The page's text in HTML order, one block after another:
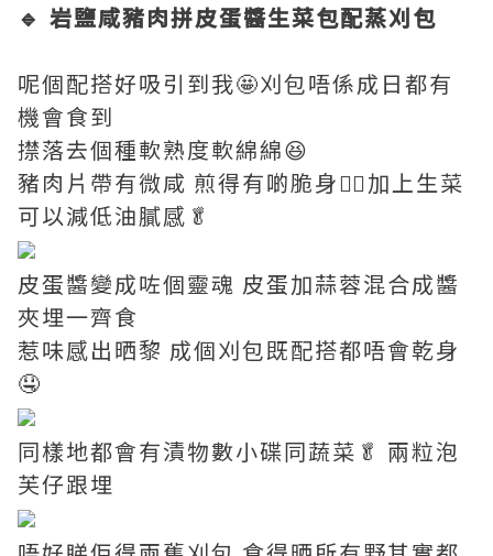
🔹 岩鹽咸豬肉拼皮蛋醬生菜包配蒸刈包
呢個配搭好吸引到我🤩刈包唔係成日都有
機會食到
㩒落去個種軟熟度軟綿綿😆
豬肉片帶有微咸 煎得有啲脆身👍🏼加上生菜
可以減低油膩感🥬
皮蛋醬變成咗個靈魂 皮蛋加蒜蓉混合成醬
夾埋一齊食
惹味感出晒黎 成個刈包既配搭都唔會乾身
🤤
同樣地都會有漬物數小碟同蔬菜🥬 兩粒泡
芙仔跟埋